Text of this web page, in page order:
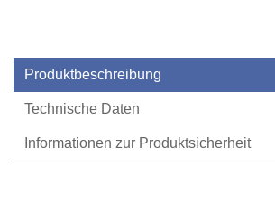
Produktbeschreibung
Technische Daten
Informationen zur Produktsicherheit